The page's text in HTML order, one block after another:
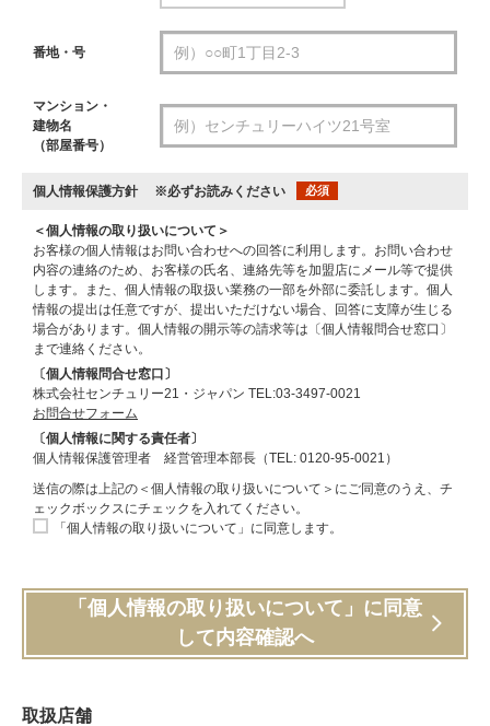
番地・号
マンション・
建物名
（部屋番号）
個人情報保護方針 ※必ずお読みください 必須
＜個人情報の取り扱いについて＞
お客様の個人情報はお問い合わせへの回答に利用します。お問い合わせ
内容の連絡のため、お客様の氏名、連絡先等を加盟店にメール等で提供
します。また、個人情報の取扱い業務の一部を外部に委託します。個人
情報の提出は任意ですが、提出いただけない場合、回答に支障が生じる
場合があります。個人情報の開示等の請求等は〔個人情報問合せ窓口〕
まで連絡ください。
〔個人情報問合せ窓口〕
株式会社センチュリー21・ジャパン TEL:03-3497-0021
お問合せフォーム
〔個人情報に関する責任者〕
個人情報保護管理者 経営管理本部長（TEL: 0120-95-0021）
送信の際は上記の＜個人情報の取り扱いについて＞にご同意のうえ、チ
ェックボックスにチェックを入れてください。
「個人情報の取り扱いについて」に同意します。
「個人情報の取り扱いについて」に同意
して内容確認へ
取扱店舗